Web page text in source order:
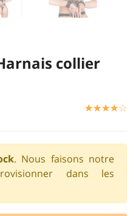
collier
☆☆☆☆☆
★★★★★
. Nous faisons notre
dans les